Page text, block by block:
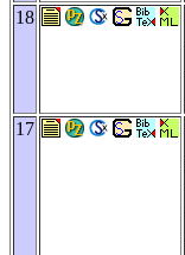
18
17